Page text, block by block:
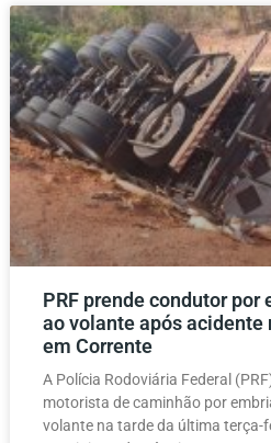
PRF prende condutor por
ao volante após acidente
em Corrente
A Polícia Rodoviária Federal
motorista de caminhão por
volante na tarde da última terça-